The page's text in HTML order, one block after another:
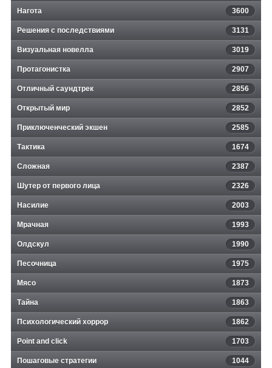
Нагота 3600
Решения с последствиями 3131
Визуальная новелла 3019
Протагонистка 2907
Отличный саундтрек 2856
Открытый мир 2852
Приключенческий экшен 2585
Тактика 1674
Сложная 2387
Шутер от первого лица 2326
Насилие 2003
Мрачная 1993
Олдскул 1990
Песочница 1975
Мясо 1873
Тайна 1863
Психологический хоррор 1862
Point and click 1703
Пошаговые стратегии 1044